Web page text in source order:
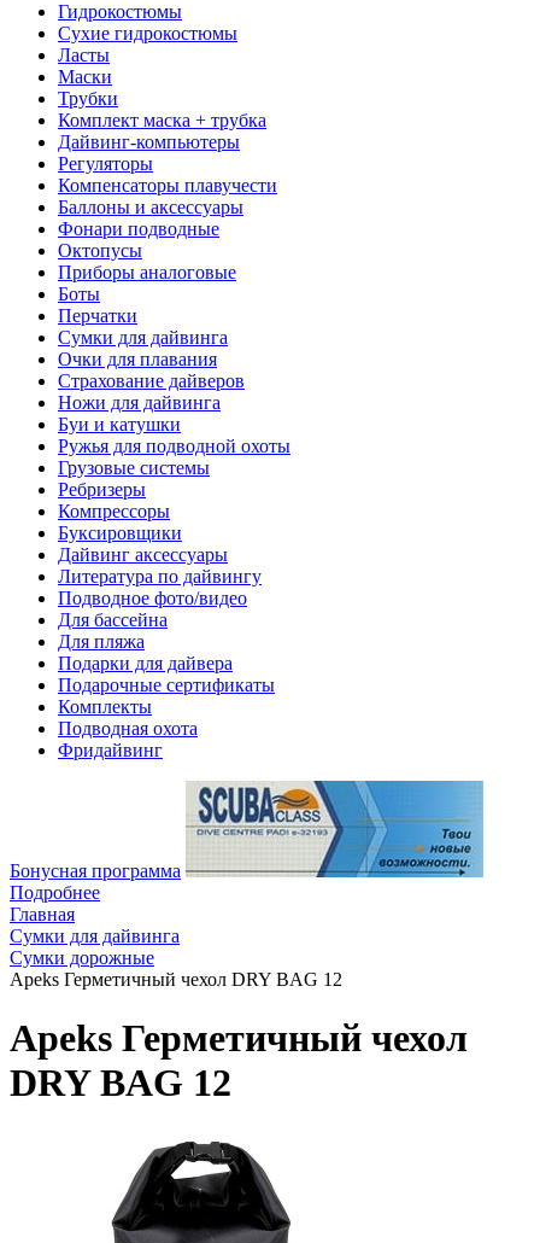
Гидрокостюмы
Сухие гидрокостюмы
Ласты
Маски
Трубки
Комплект маска + трубка
Дайвинг-компьютеры
Регуляторы
Компенсаторы плавучести
Баллоны и аксессуары
Фонари подводные
Октопусы
Приборы аналоговые
Боты
Перчатки
Сумки для дайвинга
Очки для плавания
Страхование дайверов
Ножи для дайвинга
Буи и катушки
Ружья для подводной охоты
Грузовые системы
Ребризеры
Компрессоры
Буксировщики
Дайвинг аксессуары
Литература по дайвингу
Подводное фото/видео
Для бассейна
Для пляжа
Подарки для дайвера
Подарочные сертификаты
Комплекты
Подводная охота
Фридайвинг
Бонусная программа
Подробнее
Главная
Сумки для дайвинга
Сумки дорожные
Apeks Герметичный чехол DRY BAG 12
Apeks Герметичный чехол
DRY BAG 12